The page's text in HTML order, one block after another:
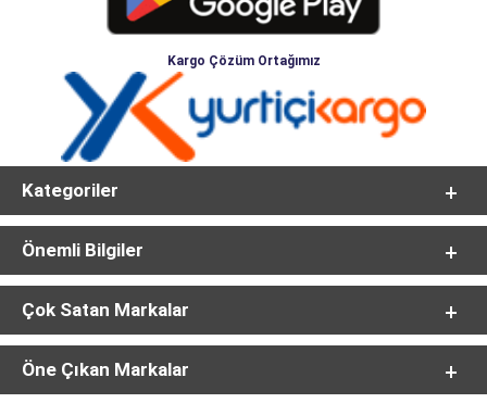
Kargo Çözüm Ortağımız
Kategoriler
Önemli Bilgiler
Çok Satan Markalar
Öne Çıkan Markalar